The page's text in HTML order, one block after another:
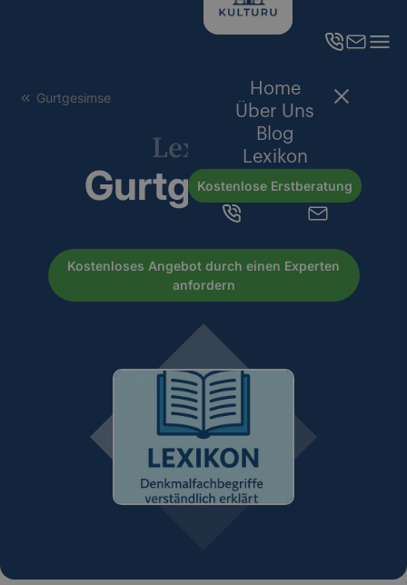
Home
Über Uns
Blog
Lexikon
Kostenlose Erstberatung
Gurtgesimse
Lexikon
Gurtgesimse
Kostenloses Angebot durch einen Experten
anfordern